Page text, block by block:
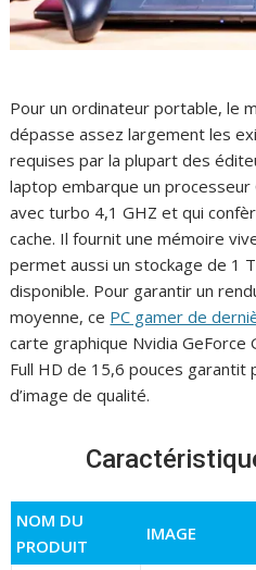
Pour un ordinateur portable, le
dépasse assez largement les
requises par la plupart des
laptop embarque un processeur
avec turbo 4,1 GHZ et qui
cache. Il fournit une mémoire
permet aussi un stockage de 1
disponible. Pour garantir un
moyenne, ce PC gamer de
carte graphique Nvidia GeForce
Full HD de 15,6 pouces garantit
d’image de qualité.
NOM DU
PRODUIT
IMAGE